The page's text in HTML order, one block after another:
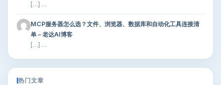
[…] …
MCP服务器怎么选？文件、浏览器、数据库和自动化工具连接清
单 – 老达AI博客
[…] …
热门文章